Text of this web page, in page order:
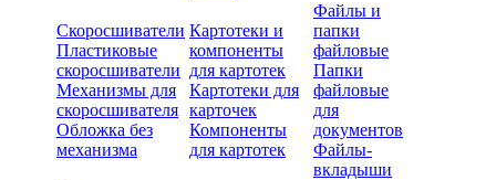
Скоросшиватели
Пластиковые
скоросшиватели
Механизмы для
скоросшивателя
Обложка без
механизма
Картотеки и
компоненты
для картотек
Картотеки для
карточек
Компоненты
для картотек
Файлы и
папки
файловые
Папки
файловые
для
документов
Файлы-
вкладыши